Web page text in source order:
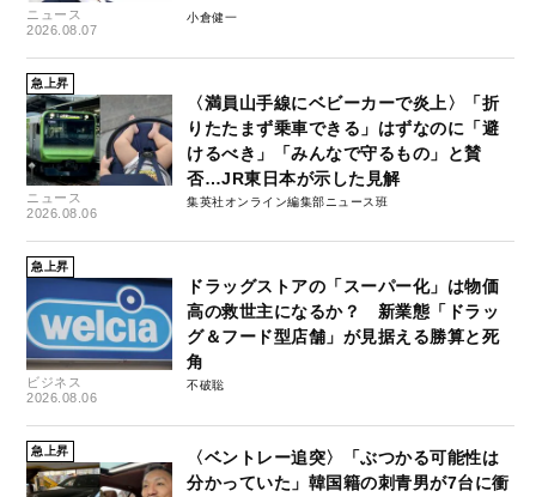
ニュース
2026.08.07
小倉健一
急上昇
ニュース
2026.08.06
〈満員山手線にベビーカーで炎上〉「折
りたたまず乗車できる」はずなのに「避
けるべき」「みんなで守るもの」と賛
否…JR東日本が示した見解
集英社オンライン編集部ニュース班
急上昇
ビジネス
2026.08.06
ドラッグストアの「スーパー化」は物価
高の救世主になるか？ 新業態「ドラッ
グ＆フード型店舗」が見据える勝算と死
角
不破聡
急上昇
〈ベントレー追突〉「ぶつかる可能性は
分かっていた」韓国籍の刺青男が7台に衝